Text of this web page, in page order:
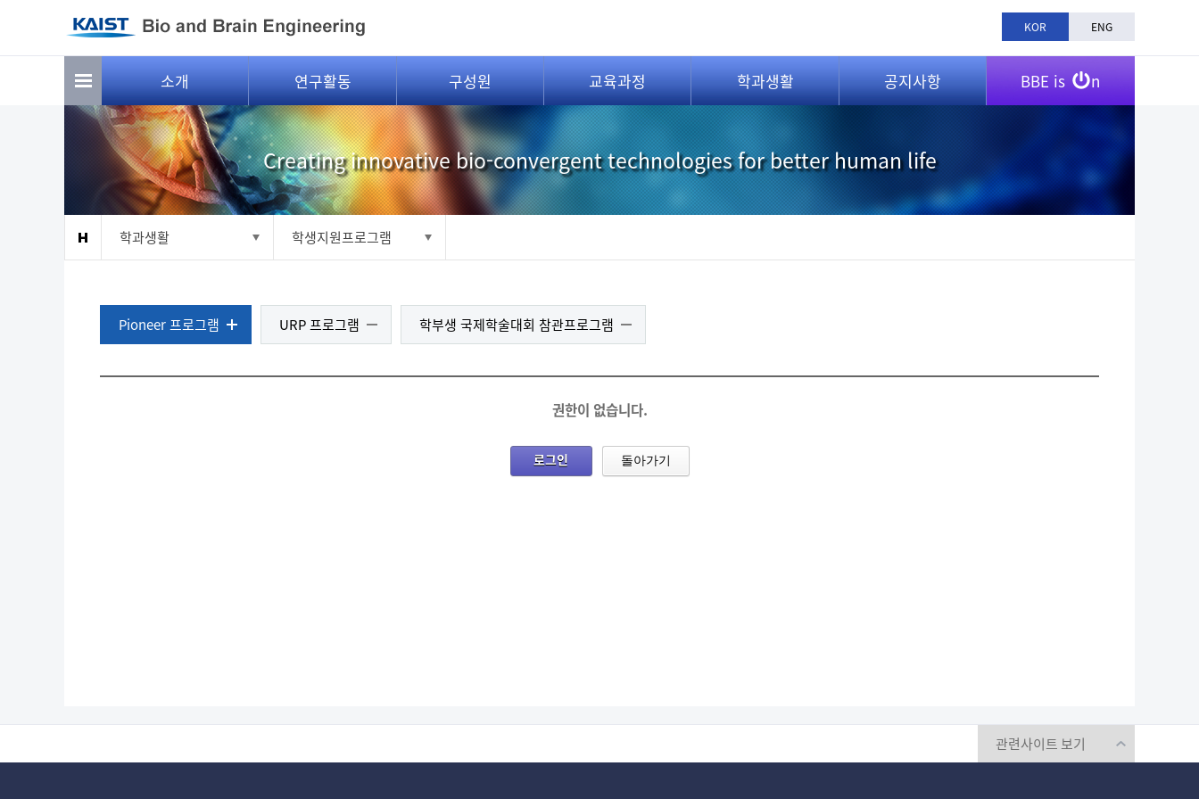
KOR ENG
소개 연구활동 구성원 교육과정 학과생활 공지사항 BBE is n
Creating innovative bio-convergent technologies for better human life
학과생활 학생지원프로그램
Pioneer 프로그램 URP 프로그램 학부생 국제학술대회 참관프로그램
권한이 없습니다.
로그인 돌아가기